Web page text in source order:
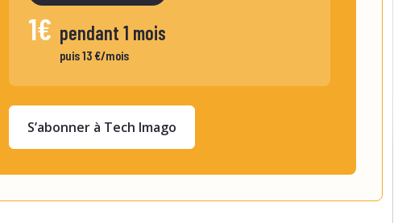
1€ pendant 1 mois
puis 13 €/mois
S’abonner à Tech Imago